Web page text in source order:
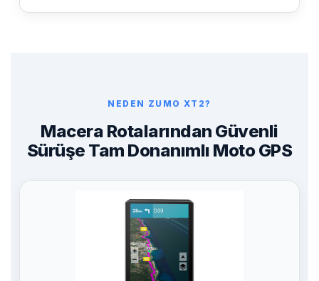
NEDEN ZUMO XT2?
Macera Rotalarından Güvenli
Sürüşe Tam Donanımlı Moto GPS